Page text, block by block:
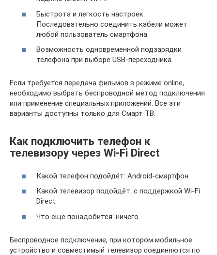
Быстрота и легкость настроек.
Последовательно соединить кабели может
любой пользователь смартфона.
Возможность одновременной подзарядки
телефона при выборе USB-переходника.
Если требуется передача фильмов в режиме online,
необходимо выбрать беспроводной метод подключения
или применение специальных приложений. Все эти
варианты доступны только для Смарт ТВ.
Как подключить телефон к
телевизору через Wi-Fi Direct
Какой телефон подойдёт: Android-смартфон.
Какой телевизор подойдёт: с поддержкой Wi-Fi
Direct.
Что ещё понадобится: ничего.
Беспроводное подключение, при котором мобильное
устройство и совместимый телевизор соединяются по